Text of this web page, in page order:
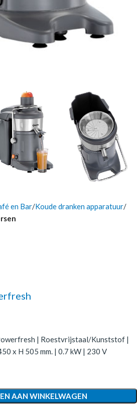
en Bar Koude dranken apparatuur
| Roestvrijstaal/Kunststof |
x H 505 mm. | 0.7 kW | 230 V
AAN WINKELWAGEN